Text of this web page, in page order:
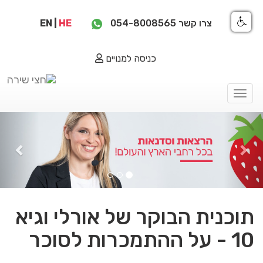
צרו קשר054-8008565
EN HE
כניסה למנויים
Toggle
Next
תוכנית הבוקר של אורלי וגיא
10 - על ההתמכרות לסוכר